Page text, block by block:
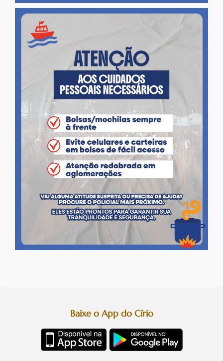
Baixe o App do Círio